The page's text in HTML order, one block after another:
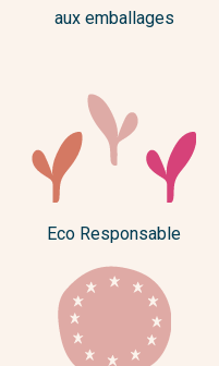
aux emballages
Eco Responsable